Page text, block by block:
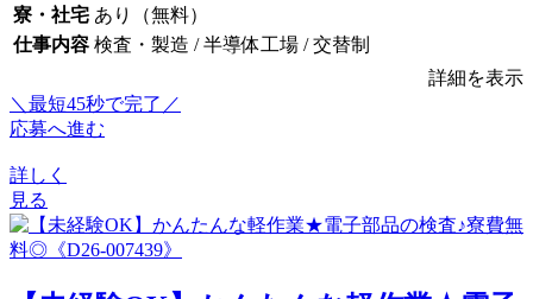
寮・社宅 あり（無料）
仕事内容 検査・製造 / 半導体工場 / 交替制
詳細を表示
＼最短45秒で完了／
応募へ進む
詳しく
見る